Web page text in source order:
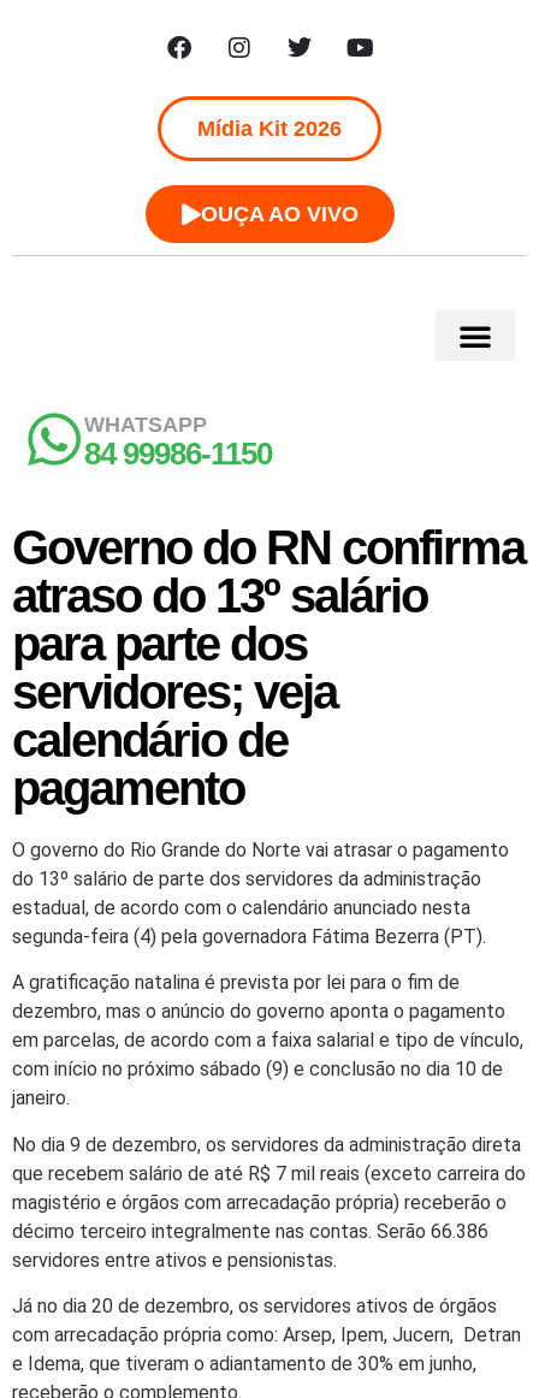
Mídia Kit 2026
OUÇA AO VIVO
WHATSAPP
84 99986-1150
Governo do RN confirma
atraso do 13º salário
para parte dos
servidores; veja
calendário de
pagamento
O governo do Rio Grande do Norte vai atrasar o pagamento
do 13º salário de parte dos servidores da administração
estadual, de acordo com o calendário anunciado nesta
segunda-feira (4) pela governadora Fátima Bezerra (PT).
A gratificação natalina é prevista por lei para o fim de
dezembro, mas o anúncio do governo aponta o pagamento
em parcelas, de acordo com a faixa salarial e tipo de vínculo,
com início no próximo sábado (9) e conclusão no dia 10 de
janeiro.
No dia 9 de dezembro, os servidores da administração direta
que recebem salário de até R$ 7 mil reais (exceto carreira do
magistério e órgãos com arrecadação própria) receberão o
décimo terceiro integralmente nas contas. Serão 66.386
servidores entre ativos e pensionistas.
Já no dia 20 de dezembro, os servidores ativos de órgãos
com arrecadação própria como: Arsep, Ipem, Jucern, Detran
e Idema, que tiveram o adiantamento de 30% em junho,
receberão o complemento.